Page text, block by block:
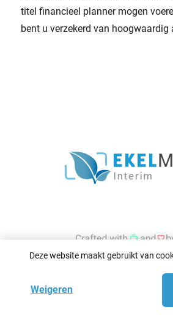
titel financieel planner mogen
bent u verzekerd van hoogwaardig
Deze website maakt gebruikt van
Weigeren